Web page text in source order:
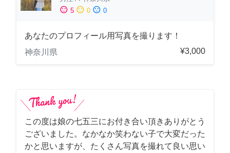
sentiment_satisfied 5 sentiment_neutral 0 sentiment_dissatisfied 0
あなたのプロフィール用写真を撮ります！
神奈川県
¥3,000
この度は娘の七五三にお付き合い頂きありがとう
ございました。なかなか笑わない子で大変だった
かと思いますが、たくさん写真を撮れて良い思い